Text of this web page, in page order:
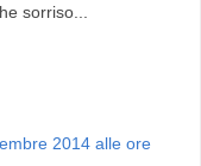
sorriso...
2014 alle ore